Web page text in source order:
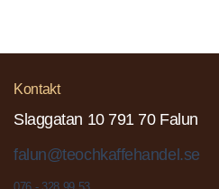
Kontakt
Slaggatan 10 791 70 Falun
falun@teochkaffehandel.se